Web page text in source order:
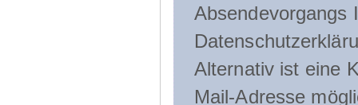
Absendevorgangs
Alternativ ist eine
Mail-Adresse